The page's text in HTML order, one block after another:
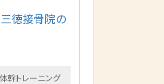
徳接骨院の
幹トレーニング